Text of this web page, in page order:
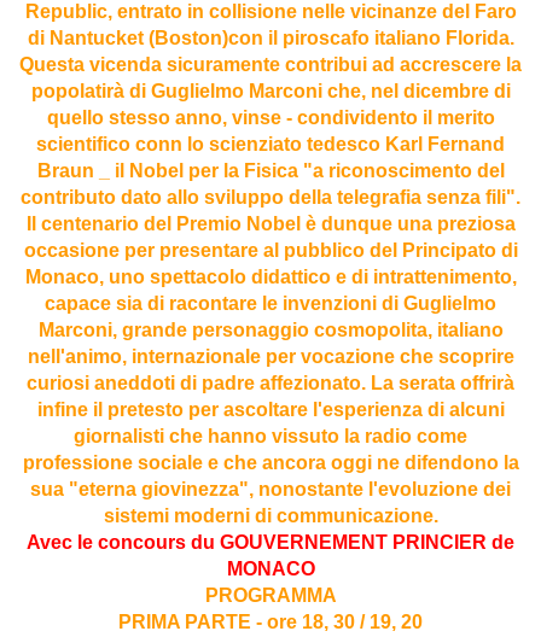
Republic, entrato in collisione nelle vicinanze del Faro
di Nantucket (Boston)con il piroscafo italiano Florida.
Questa vicenda sicuramente contribui ad accrescere la
popolatirà di Guglielmo Marconi che, nel dicembre di
quello stesso anno, vinse - condividento il merito
scientifico conn lo scienziato tedesco Karl Fernand
Braun _ il Nobel per la Fisica "a riconoscimento del
contributo dato allo sviluppo della telegrafia senza fili".
Il centenario del Premio Nobel è dunque una preziosa
occasione per presentare al pubblico del Principato di
Monaco, uno spettacolo didattico e di intrattenimento,
capace sia di racontare le invenzioni di Guglielmo
Marconi, grande personaggio cosmopolita, italiano
nell'animo, internazionale per vocazione che scoprire
curiosi aneddoti di padre affezionato. La serata offrirà
infine il pretesto per ascoltare l'esperienza di alcuni
giornalisti che hanno vissuto la radio come
professione sociale e che ancora oggi ne difendono la
sua "eterna giovinezza", nonostante l'evoluzione dei
sistemi moderni di communicazione.
Avec le concours du GOUVERNEMENT PRINCIER de
MONACO
PROGRAMMA
PRIMA PARTE - ore 18, 30 / 19, 20